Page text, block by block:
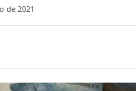
de 2021